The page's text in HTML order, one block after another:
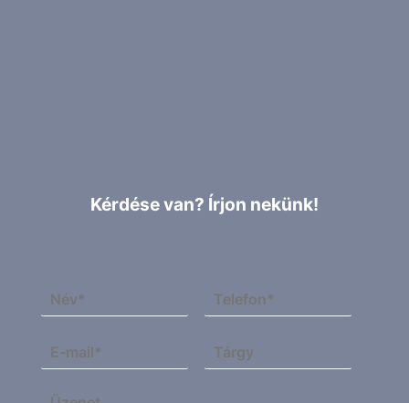
Kérdése van? Írjon nekünk!